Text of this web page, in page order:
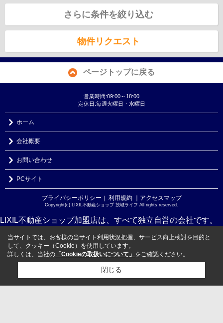
さらに条件を絞り込む
物件リクエスト
ページトップに戻る
営業時間:09:00～18:00
定休日:毎週火曜日・水曜日
ホーム
会社概要
お問い合わせ
PCサイト
プライバシーポリシー ｜ 利用規約 ｜アクセスマップ
Copyright(c) LIXIL不動産ショップ 茨城ライフ All rights reserved.
LIXIL不動産ショップ加盟店は、すべて独立自営の会社です。
当サイトでは、お客様の当サイト利用状況把握、サービス向上検討を目的と
して、クッキー（Cookie）を使用しています。
詳しくは、当社の 「Cookieの取扱いについて」 をご確認ください。
閉じる